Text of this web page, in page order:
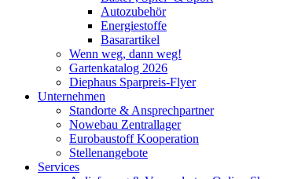
Autozubehör
Energiestoffe
Basarartikel
Wenn weg, dann weg!
Gartenkatalog 2026
Diephaus Sparpreis-Flyer
Unternehmen
Standorte & Ansprechpartner
Nowebau Zentrallager
Eurobaustoff Kooperation
Stellenangebote
Services